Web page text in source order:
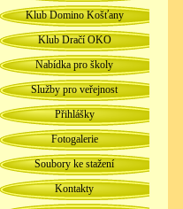
Klub Domino Košťany
Klub Dračí OKO
Nabídka pro školy
Služby pro veřejnost
Přihlášky
Fotogalerie
Soubory ke stažení
Kontakty